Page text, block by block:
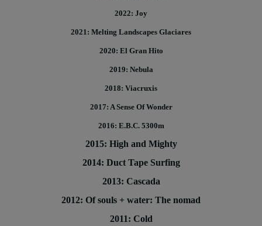
2022: Joy
2021: Melting Landscapes Glaciares
2020: El Gran Hito
2019: Nebula
2018: Viacruxis
2017: A Sense Of Wonder
2016: E.B.C. 5300m
2015: High and Mighty
2014: Duct Tape Surfing
2013: Cascada
2012: Of souls + water: The nomad
2011: Cold